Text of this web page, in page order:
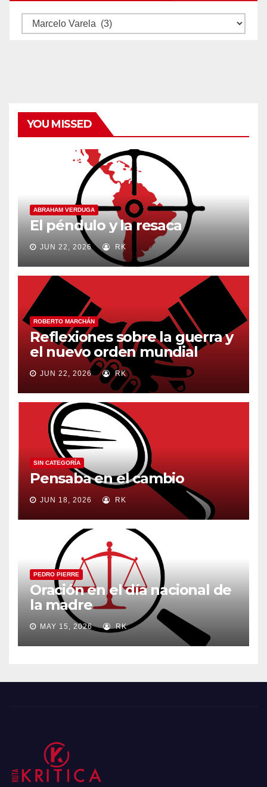
Autores
YOU MISSED
ABRAHAM VERDUGA
El péndulo y la resaca
JUN 22, 2026 RK
ROBERTO MARCHÁN
Reflexiones sobre la guerra y
el nuevo orden mundial
JUN 22, 2026 RK
SIN CATEGORÍA
Pensaba en el cambio
JUN 18, 2026 RK
PEDRO PIERRE
Oración en el día nacional de
la madre
MAY 15, 2026 RK